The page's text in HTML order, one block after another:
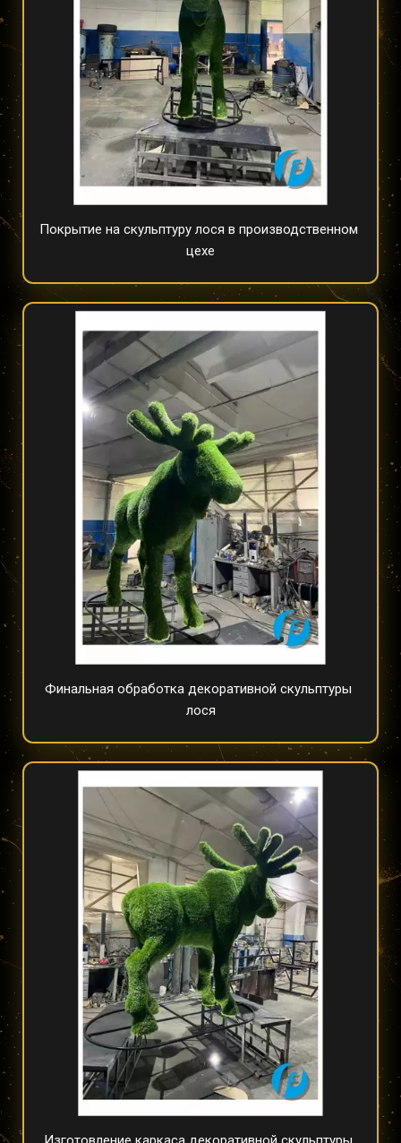
Покрытие на скульптуру лося в производственном
цехе
Финальная обработка декоративной скульптуры
лося